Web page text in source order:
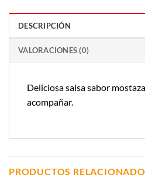
DESCRIPCIÓN
VALORACIONES (0)
Deliciosa salsa sabor
acompañar.
PRODUCTOS